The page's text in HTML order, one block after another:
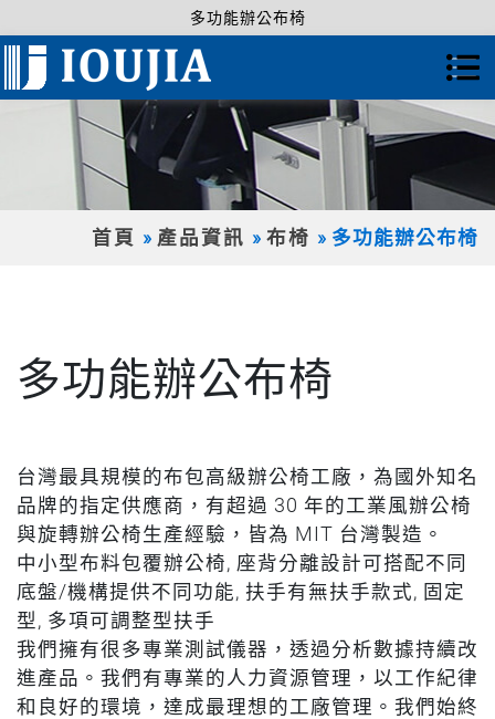
多功能辦公布椅
首頁 產品資訊 布椅 多功能辦公布椅
多功能辦公布椅
台灣最具規模的布包高級辦公椅工廠，為國外知名
品牌的指定供應商，有超過 30 年的工業風辦公椅
與旋轉辦公椅生產經驗，皆為 MIT 台灣製造。
中小型布料包覆辦公椅, 座背分離設計可搭配不同
底盤/機構提供不同功能, 扶手有無扶手款式, 固定
型, 多項可調整型扶手
我們擁有很多專業測試儀器，透過分析數據持續改
進產品。我們有專業的人力資源管理，以工作紀律
和良好的環境，達成最理想的工廠管理。我們始終